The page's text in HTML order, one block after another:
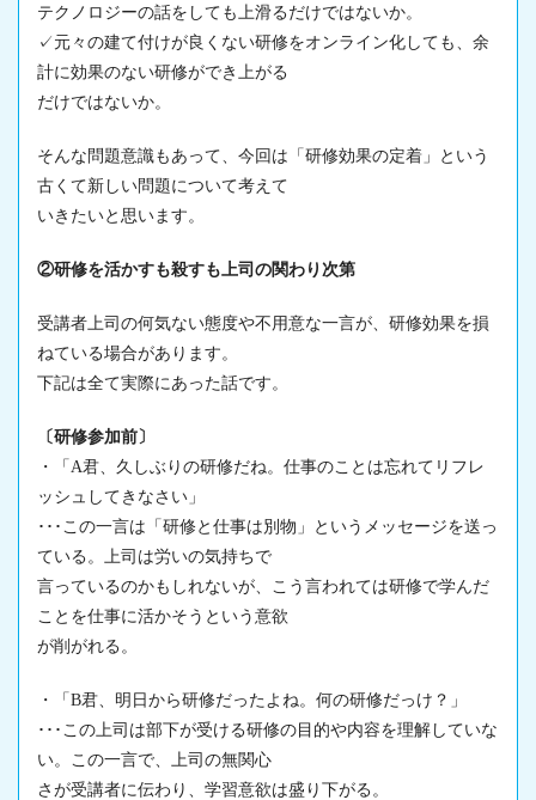
テクノロジーの話をしても上滑るだけではないか。
✓元々の建て付けが良くない研修をオンライン化しても、余
計に効果のない研修ができ上がる
だけではないか。
そんな問題意識もあって、今回は「 研修効果の定着 」という
古くて新しい問題について考えて
いきたいと思います。
②研修を活かすも殺すも上司の関わり次第
受講者上司の何気ない態度や不用意な一言が、 研修効果を損
ねている場合があります。
下記は全て実際にあった話です。
〔研修参加前〕
・「A君、久しぶりの研修だね。仕事のことは忘れてリフレ
ッシュしてきなさい」
･･･この一言は「研修と仕事は別物」というメッセージを送っ
ている。上司は労いの気持ちで
言っているのかもしれないが、こう言われては研修で学んだ
ことを仕事に活かそうという意欲
が削がれる。
・「B君、明日から研修だったよね。何の研修だっけ？」
･･･この上司は部下が受ける研修の目的や内容を理解していな
い。この一言で、上司の無関心
さが受講者に伝わり、学習意欲は盛り下がる。